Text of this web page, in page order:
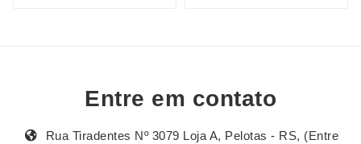
Entre em contato
Rua Tiradentes Nº 3079 Loja A, Pelotas - RS, (Entre